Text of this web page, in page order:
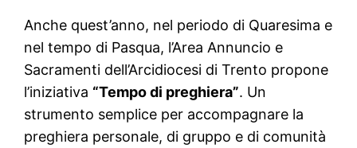
Anche quest’anno, nel periodo di Quaresima e
nel tempo di Pasqua, l’Area Annuncio e
Sacramenti dell’Arcidiocesi di Trento propone
l’iniziativa “Tempo di preghiera”. Un
strumento semplice per accompagnare la
preghiera personale, di gruppo e di comunità